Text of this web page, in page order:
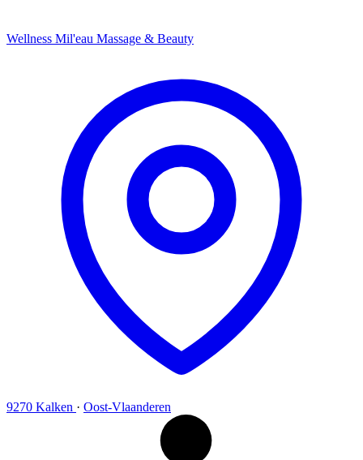
Wellness Mil'eau Massage & Beauty
9270 Kalken · Oost-Vlaanderen